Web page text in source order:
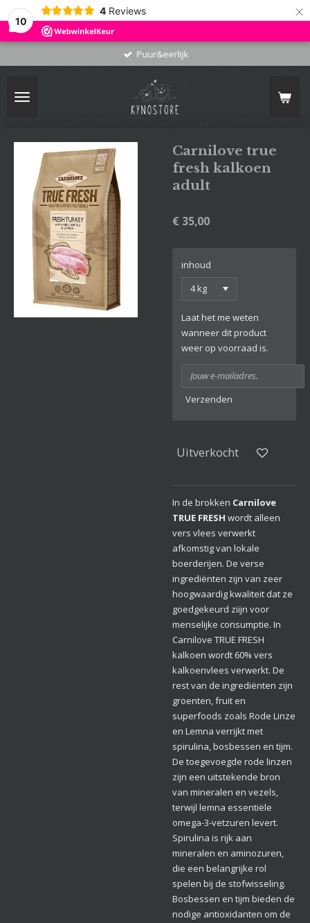
10
4 Reviews ×
Puur&eerlijk
Carnilove true
fresh kalkoen
adult
€ 35,00
inhoud
Laat het me weten
wanneer dit product
weer op voorraad is.
Verzenden
Uitverkocht
In de brokken Carnilove
TRUE FRESH wordt alleen
vers vlees verwerkt
afkomstig van lokale
boerderijen. De verse
ingrediënten zijn van zeer
hoogwaardig kwaliteit dat ze
goedgekeurd ziijn voor
menselijke consumptie. In
Carnilove TRUE FRESH
kalkoen wordt 60% vers
kalkoenvlees verwerkt. De
rest van de ingrediënten zijn
groenten, fruit en
superfoods zoals Rode Linze
en Lemna verrijkt met
spirulina, bosbessen en tijm.
De toegevoegde rode linzen
zijn een uitstekende bron
van mineralen en vezels,
terwijl lemna essentiële
omega-3-vetzuren levert.
Spirulina is rijk aan
mineralen en aminozuren,
die een belangrijke rol
spelen bij de stofwisseling.
Bosbessen en tijm bieden de
nodige antioxidanten om de